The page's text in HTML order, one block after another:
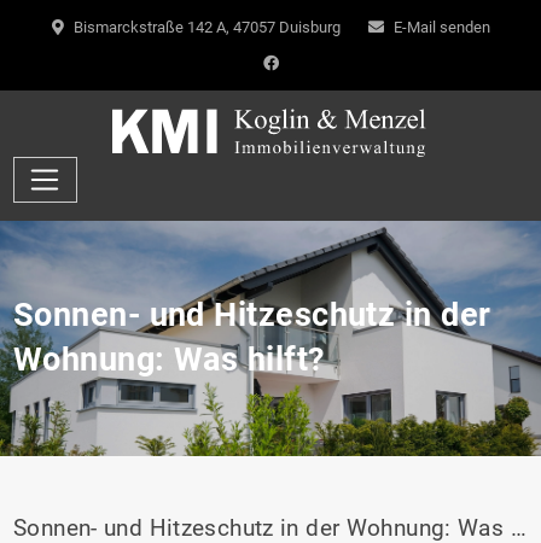
Bismarckstraße 142 A, 47057 Duisburg E-Mail senden
Sonnen- und Hitzeschutz in der
Wohnung: Was hilft?
Sonnen- und Hitzeschutz in der Wohnung: Was hilft?